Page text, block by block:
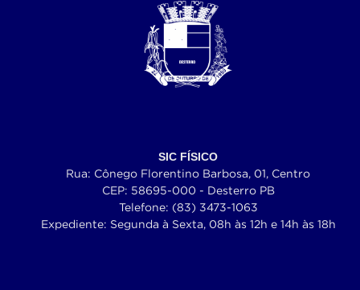
SIC FÍSICO
Rua: Cônego Florentino Barbosa, 01, Centro
CEP: 58695-000 - Desterro PB
Telefone: (83) 3473-1063
Expediente: Segunda à Sexta, 08h às 12h e 14h às 18h